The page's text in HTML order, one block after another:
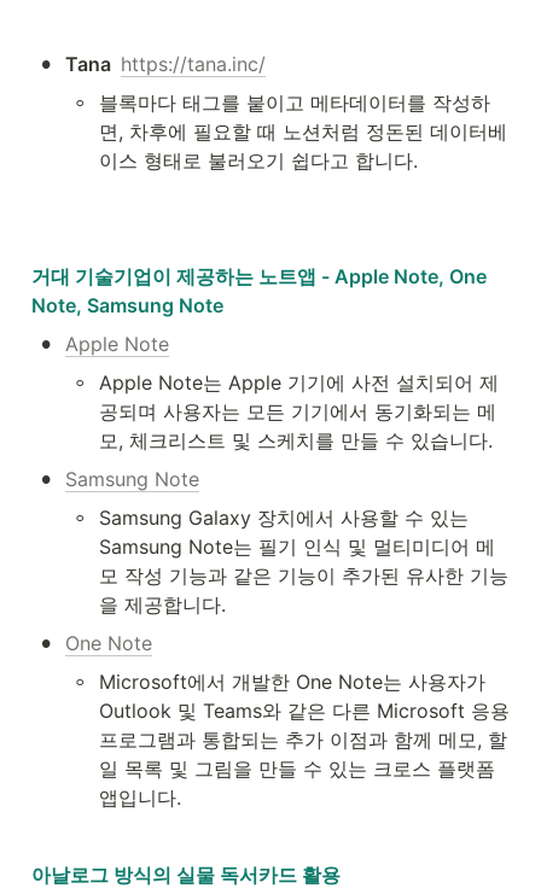
• Tana https://tana.inc/
◦
블록마다 태그를 붙이고 메타데이터를 작성하
면, 차후에 필요할 때 노션처럼 정돈된 데이터베
이스 형태로 불러오기 쉽다고 합니다.
거대 기술기업이 제공하는 노트앱 - Apple Note, One
Note, Samsung Note
• Apple Note
◦
Apple Note는 Apple 기기에 사전 설치되어 제
공되며 사용자는 모든 기기에서 동기화되는 메
모, 체크리스트 및 스케치를 만들 수 있습니다.
• Samsung Note
◦
Samsung Galaxy 장치에서 사용할 수 있는
Samsung Note는 필기 인식 및 멀티미디어 메
모 작성 기능과 같은 기능이 추가된 유사한 기능
을 제공합니다.
• One Note
◦
Microsoft에서 개발한 One Note는 사용자가
Outlook 및 Teams와 같은 다른 Microsoft 응용
프로그램과 통합되는 추가 이점과 함께 메모, 할
일 목록 및 그림을 만들 수 있는 크로스 플랫폼
앱입니다.
아날로그 방식의 실물 독서카드 활용